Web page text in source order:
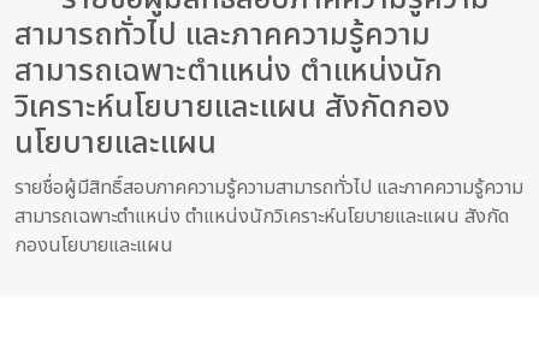
สามารถทั่วไป และภาคความรู้ความ
สามารถเฉพาะตำแหน่ง ตำแหน่งนัก
วิเคราะห์นโยบายและแผน สังกัดกอง
นโยบายและแผน
รายชื่อผู้มีสิทธิ์สอบภาคความรู้ความสามารถทั่วไป และภาคความรู้ความ
สามารถเฉพาะตำแหน่ง ตำแหน่งนักวิเคราะห์นโยบายและแผน สังกัด
กองนโยบายและแผน